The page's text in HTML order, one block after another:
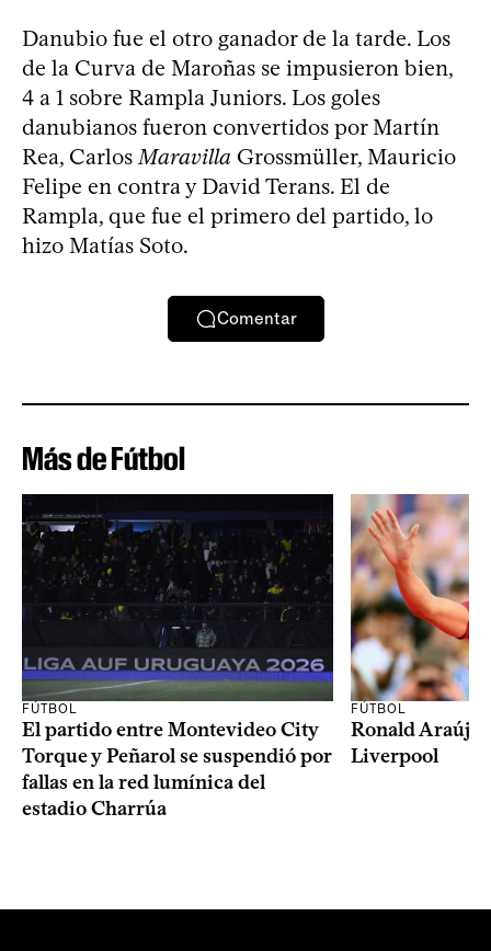
Danubio fue el otro ganador de la tarde. Los
de la Curva de Maroñas se impusieron bien,
4 a 1 sobre Rampla Juniors. Los goles
danubianos fueron convertidos por Martín
Rea, Carlos Maravilla Grossmüller, Mauricio
Felipe en contra y David Terans. El de
Rampla, que fue el primero del partido, lo
hizo Matías Soto.
Comentar
Más de Fútbol
FÚTBOL
El partido entre Montevideo City
Torque y Peñarol se suspendió por
fallas en la red lumínica del
estadio Charrúa
FÚTBOL
Ronald Araújo
Liverpool